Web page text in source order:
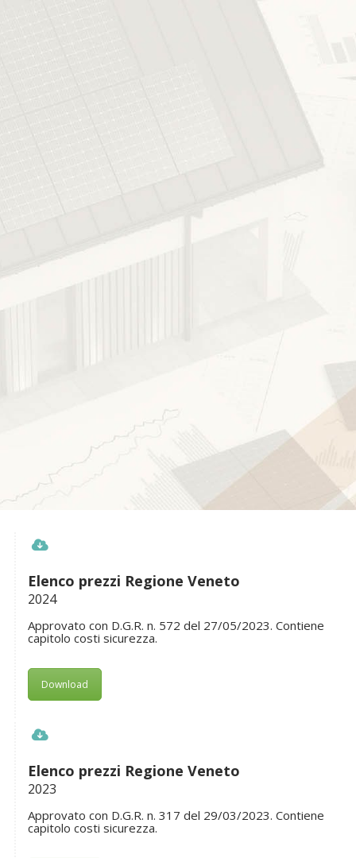
Elenco prezzi
Regione Veneto
area riservata
Elenco prezzi Regione Veneto
2024
Approvato con D.G.R. n. 572 del 27/05/2023. Contiene
capitolo costi sicurezza.
Download
Elenco prezzi Regione Veneto
2023
Approvato con D.G.R. n. 317 del 29/03/2023. Contiene
capitolo costi sicurezza.